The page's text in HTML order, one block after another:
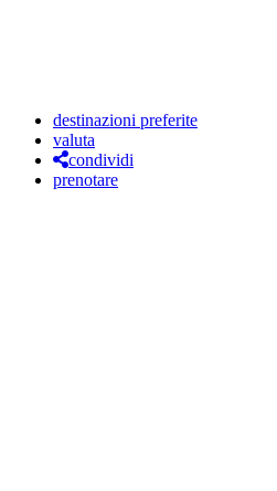
destinazioni preferite
valuta
condividi
prenotare